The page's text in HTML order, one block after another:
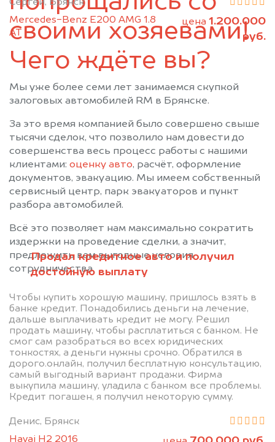
Сергей, Брянск
Mercedes-Benz E200 AMG 1.8
АТ
цена 1.200.000
руб.
Продал кредитное авто и получил
достойную выплату
Чтобы купить хорошую машину, пришлось взять в
банке кредит. Понадобились деньги на лечение,
дальше выплачивать кредит не могу. Решил
продать машину, чтобы расплатиться с банком. Не
смог сам разобраться во всех юридических
тонкостях, а деньги нужны срочно. Обратился в
дорого.онлайн, получил бесплатную консультацию,
самый выгодный вариант продажи. Фирма
выкупила машину, уладила с банком все проблемы.
Кредит погашен, я получил некоторую сумму.
Денис, Брянск
Havai H2 2016
Унеча
своими хозяевами!
Чего ждёте вы?
Мы уже более семи лет занимаемся скупкой
залоговых автомобилей RM в Брянске.
За это время компанией было совершено свыше
тысячи сделок, что позволило нам довести до
совершенства весь процесс работы с нашими
клиентами: оценку авто, расчёт, оформление
документов, эвакуацию. Мы имеем собственный
сервисный центр, парк эвакуаторов и пункт
разбора автомобилей.
Всё это позволяет нам максимально сократить
издержки на проведение сделки, а значит,
предложить вам выгодные условия
сотрудничества.
Позвоните нам: +7
(483) 232-00-41
рассчитаем стоимость вашего